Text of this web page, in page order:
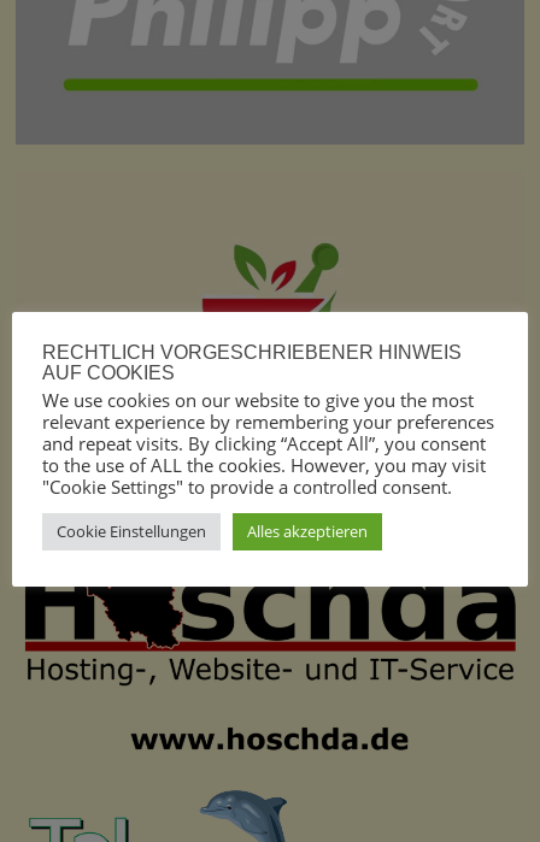
RECHTLICH VORGESCHRIEBENER HINWEIS
AUF COOKIES
We use cookies on our website to give you the most
relevant experience by remembering your preferences
and repeat visits. By clicking “Accept All”, you consent
to the use of ALL the cookies. However, you may visit
"Cookie Settings" to provide a controlled consent.
Cookie Einstellungen Alles akzeptieren